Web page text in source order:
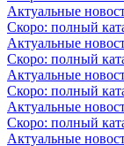
Актуальные
Скоро: полный
Актуальные
Скоро: полный
Актуальные
Скоро: полный
Актуальные
Скоро: полный
Актуальные